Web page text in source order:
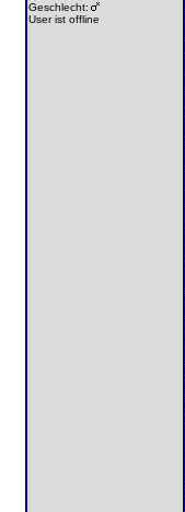
Geschlecht:
User ist offline